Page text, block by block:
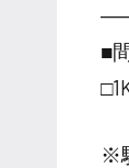
■
※